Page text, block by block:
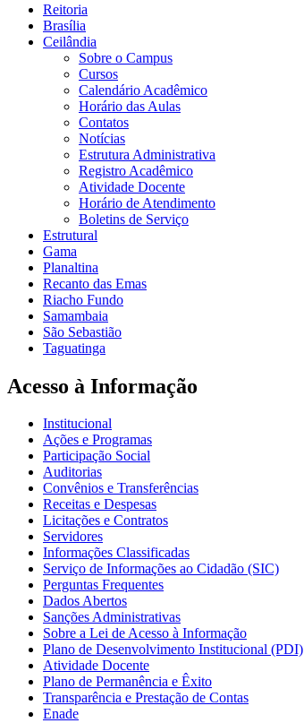
Reitoria
Brasília
Ceilândia
Sobre o Campus
Cursos
Calendário Acadêmico
Horário das Aulas
Contatos
Notícias
Estrutura Administrativa
Registro Acadêmico
Atividade Docente
Horário de Atendimento
Boletins de Serviço
Estrutural
Gama
Planaltina
Recanto das Emas
Riacho Fundo
Samambaia
São Sebastião
Taguatinga
Acesso à Informação
Institucional
Ações e Programas
Participação Social
Auditorias
Convênios e Transferências
Receitas e Despesas
Licitações e Contratos
Servidores
Informações Classificadas
Serviço de Informações ao Cidadão (SIC)
Perguntas Frequentes
Dados Abertos
Sanções Administrativas
Sobre a Lei de Acesso à Informação
Plano de Desenvolvimento Institucional (PDI)
Atividade Docente
Plano de Permanência e Êxito
Transparência e Prestação de Contas
Enade